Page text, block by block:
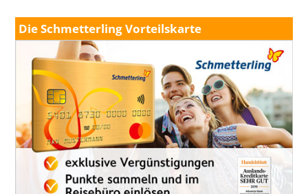
Die Schmetterling Vorteilskarte